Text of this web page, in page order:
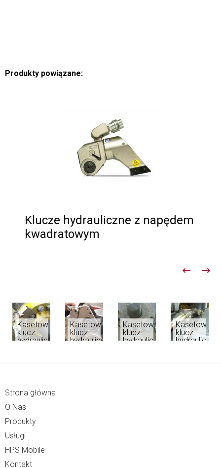
Produkty powiązane:
Klucze hydrauliczne z napędem
kwadratowym
Kasetowy
klucz
hydrauliczny
Kasetowy
klucz
hydrauliczny
Kasetowy
klucz
hydrauliczny
Kasetowy
klucz
hydrauliczny
Strona główna
O Nas
Produkty
Usługi
HPS Mobile
Kontakt